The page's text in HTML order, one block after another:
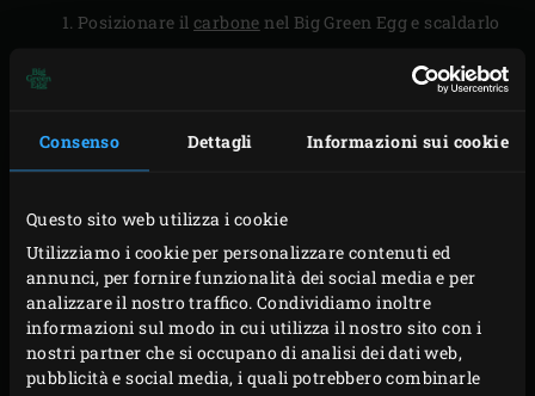
Consenso Dettagli Informazioni sui cookie
Questo sito web utilizza i cookie
Utilizziamo i cookie per personalizzare contenuti ed
annunci, per fornire funzionalità dei social media e per
analizzare il nostro traffico. Condividiamo inoltre
informazioni sul modo in cui utilizza il nostro sito con i
nostri partner che si occupano di analisi dei dati web,
pubblicità e social media, i quali potrebbero combinarle
Posizionare ilcarbone nel Big Green Egg e scaldarlo
per il condimento, sbucciare le patate e tagliarle a
con acqua leggermente salata. Abbassare la
cottura ultimata.
Per il ripieno, sbucciare e tritare le cipolle e l’aglio.
Eliminare i gambi, i semi e le membrane dei
peperoni e tagliare la polpa a pezzi. Togliere le foglie
dai rametti di timo e gli aghi dal rosmarino e tritare
finemente. Sbucciare e tritare finemente lo scalogno